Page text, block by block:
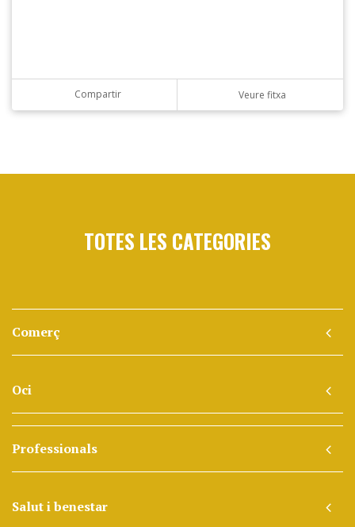
Compartir Veure fitxa
TOTES LES CATEGORIES
Comerç
Oci
Professionals
Salut i benestar